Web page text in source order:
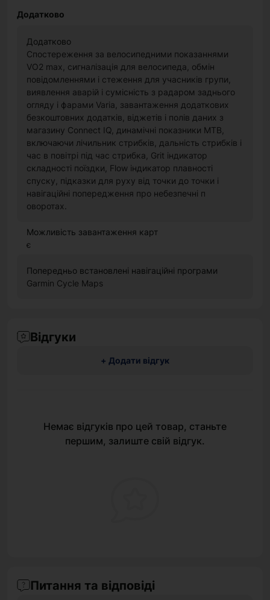
Додатково
Додатково
Спостереження за велосипедними показаннями
VO2 max, сигналізація для велосипеда, обмін
повідомленнями і стеження для учасників групи,
виявлення аварій і сумісність з радаром заднього
огляду і фарами Varia, завантаження додаткових
безкоштовних додатків, віджетів і полів даних з
магазину Connect IQ, динамічні показники MTB,
включаючи лічильник стрибків, дальність стрибків і
час в повітрі під час стрибка, Grit індикатор
складності поїздки, Flow індикатор плавності
спуску, підказки для руху від точки до точки і
навігаційні попередження про небезпечні п
оворотах.
Можливість завантаження карт
є
Попередньо встановлені навігаційні програми
Garmin Cycle Maps
Відгуки
+ Додати відгук
Немає відгуків про цей товар, станьте
першим, залиште свій відгук.
Питання та відповіді